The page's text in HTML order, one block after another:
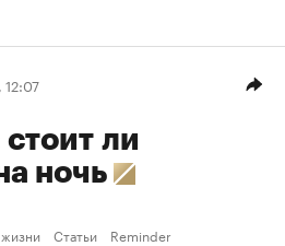
ли
ночь
Статьи Reminder